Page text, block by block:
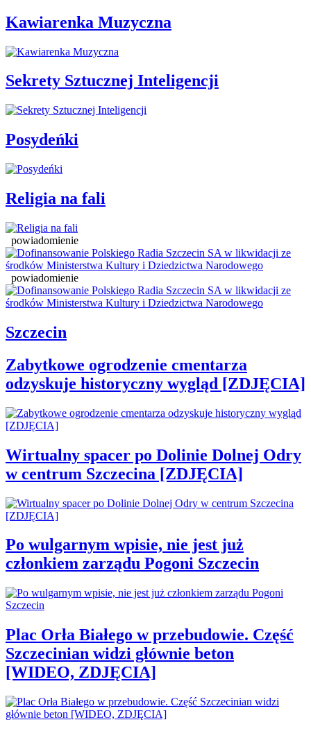
Kawiarenka Muzyczna
Sekrety Sztucznej Inteligencji
Posydeńki
Religia na fali
powiadomienie
powiadomienie
Szczecin
Zabytkowe ogrodzenie cmentarza
odzyskuje historyczny wygląd [ZDJĘCIA]
Wirtualny spacer po Dolinie Dolnej Odry
w centrum Szczecina [ZDJĘCIA]
Po wulgarnym wpisie, nie jest już
członkiem zarządu Pogoni Szczecin
Plac Orła Białego w przebudowie. Część
Szczecinian widzi głównie beton
[WIDEO, ZDJĘCIA]